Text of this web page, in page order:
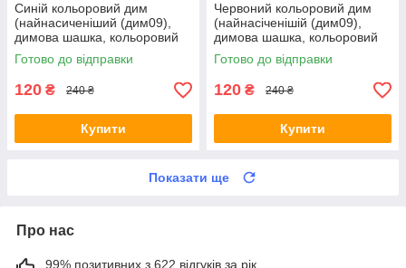
Синій кольоровий дим
(найнасиченіший (дим09),
димова шашка, кольоровий
дим, 45 сек.
Готово до відправки
120 ₴ 240 ₴
Купити
Червоний кольоровий дим
(найнасіченішій (дим09),
димова шашка, кольоровий
дим, 45 сек., Maxem
Готово до відправки
120 ₴ 240 ₴
Купити
Показати ще
Про нас
99% позитивних з 622 відгуків за рік